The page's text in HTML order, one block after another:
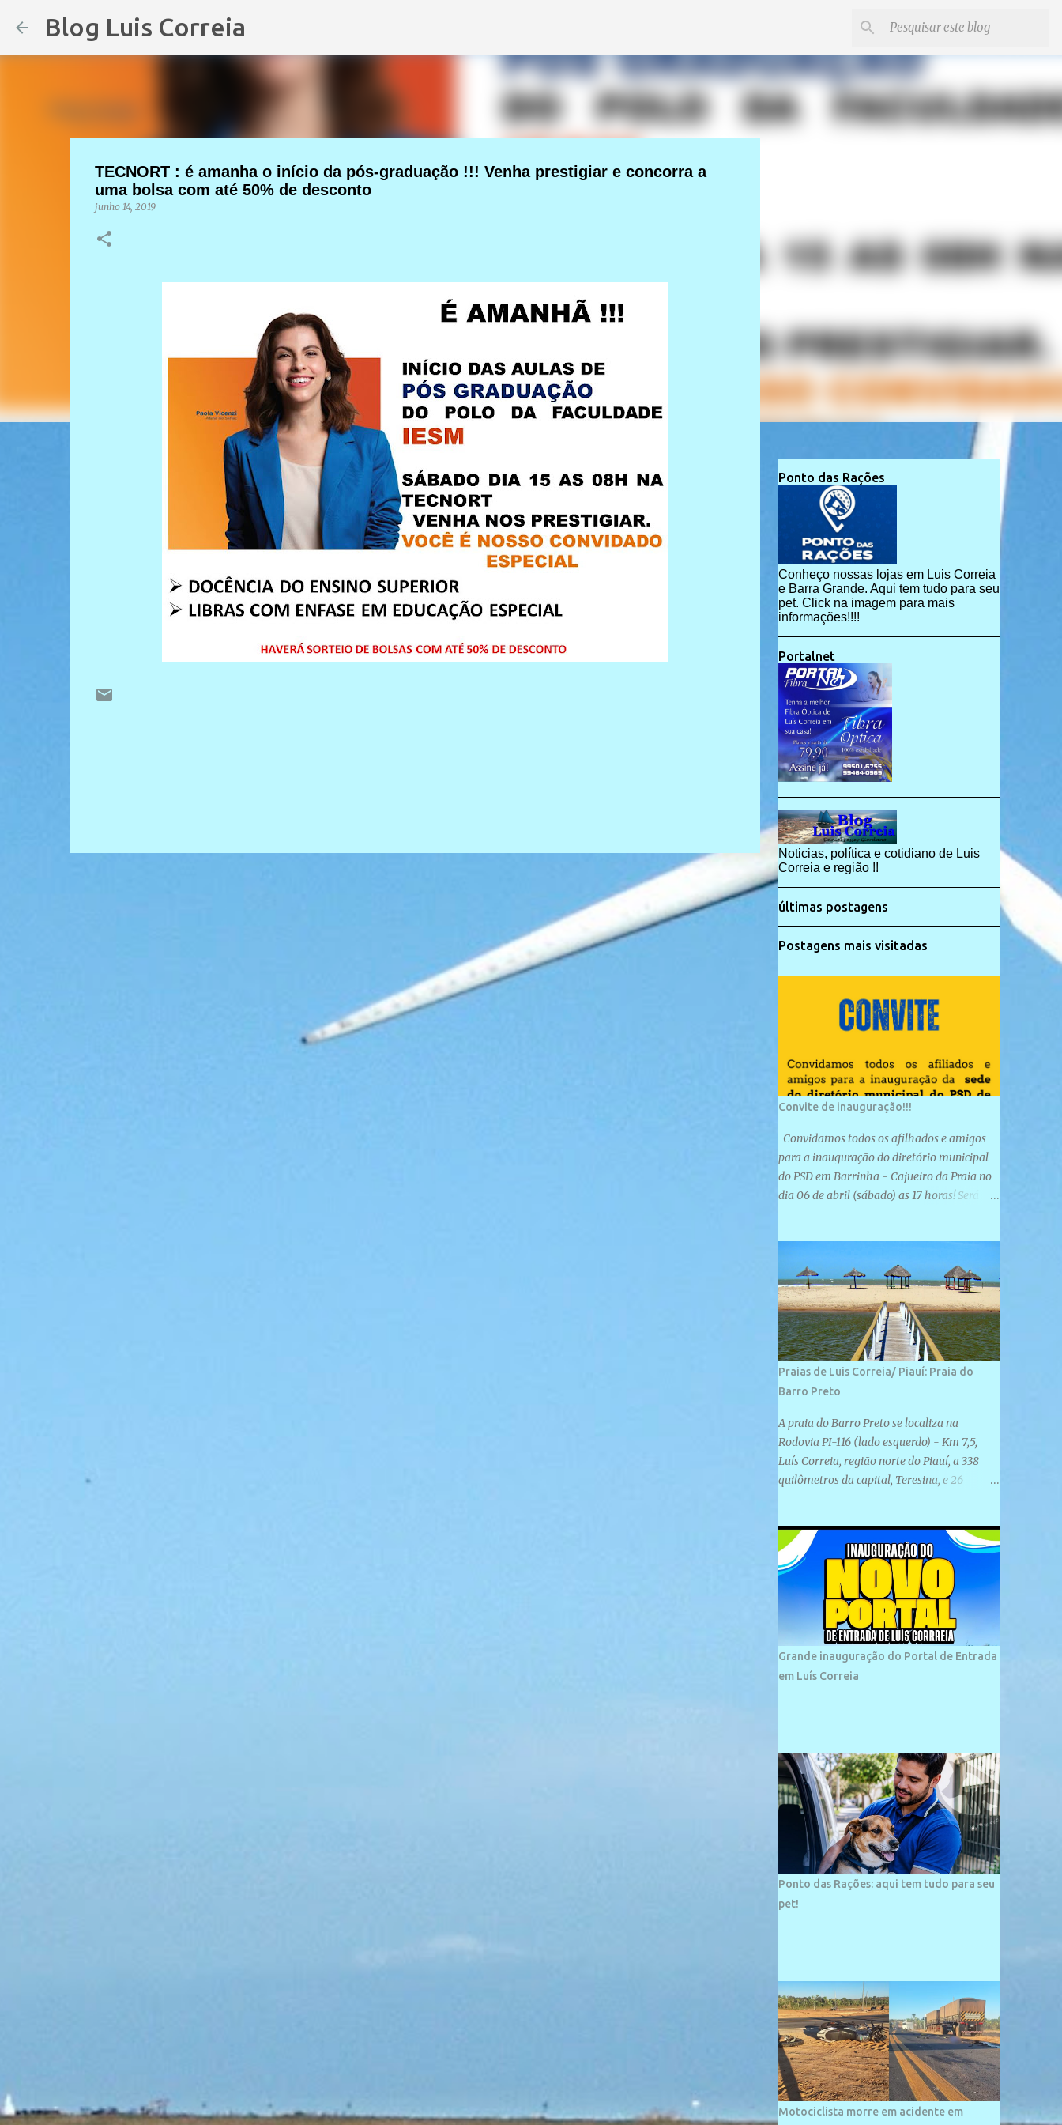
Blog Luis Correia
TECNORT : é amanha o início da pós-graduação !!! Venha prestigiar e concorra a
uma bolsa com até 50% de desconto
junho 14, 2019
Ponto das Rações
Conheço nossas lojas em Luis Correia
e Barra Grande. Aqui tem tudo para seu
pet. Click na imagem para mais
informações!!!!
Portalnet
Noticias, política e cotidiano de Luis
Correia e região !!
últimas postagens
Postagens mais visitadas
Convite de inauguração!!!
Convidamos todos os afilhados e amigos
para a inauguração do diretório municipal
do PSD em Barrinha - Cajueiro da Praia no
dia 06 de abril (sábado) as 17 horas! Será
localizada na Rua São José, 98 Barrinha -
Cajueiro da Praia.
Praias de Luis Correia/ Piauí: Praia do
Barro Preto
A praia do Barro Preto se localiza na
Rodovia PI-116 (lado esquerdo) - Km 7,5,
Luís Correia, região norte do Piauí, a 338
quilômetros da capital, Teresina, e 26
plana e retilínea na maior parte de sua
extensão, chegando a mais ou menos a 1,5
km de paisagens exuberantes. Possui ondas
suaves devido ao extensivo molhe de pedras
que não chegam a 2 metros de altura, não
apresentando dunas em seu espaço
geográfico. Não se sabe ao certo porque a
praia leva esse nome, e muitas das suas
vizinhos. O bairro onde se localiza a praia é
palco de amplos investimentos e projetos
grandiosos como hotéis, pousadas e
residências de veraneio de grande porte. O
maior empreendimento fixado nessa área é
o SESC Praia, inaugurado em 12 de julho de
1996. Com arquitetura moderna,...
Grande inauguração do Portal de Entrada
em Luís Correia
Ponto das Rações: aqui tem tudo para seu
pet!
Motociclista morre em acidente em